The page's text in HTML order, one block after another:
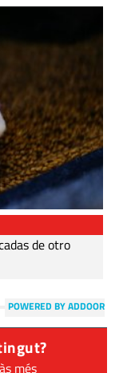
de otro
POWERED BY ADDOOR
més